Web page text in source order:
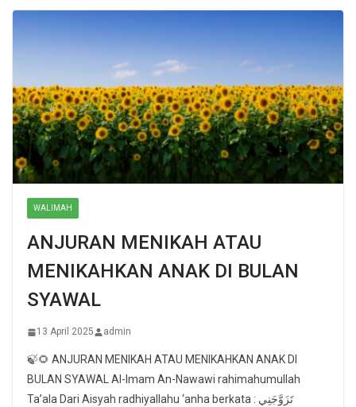
WALIMAH
ANJURAN MENIKAH ATAU
MENIKAHKAN ANAK DI BULAN
SYAWAL
13 April 2025 admin
🍃🌻 ANJURAN MENIKAH ATAU MENIKAHKAN ANAK DI
BULAN SYAWAL Al-Imam An-Nawawi rahimahumullah
Ta’ala Dari Aisyah radhiyallahu ‘anha berkata : تَزَوَّجَنِي